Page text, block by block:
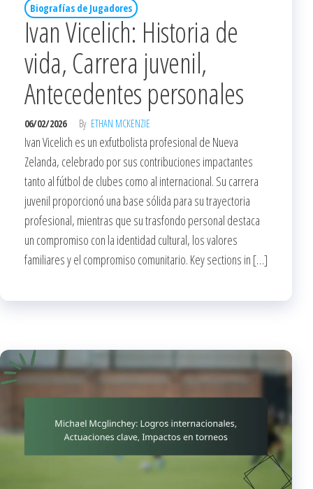
Biografías de Jugadores
Ivan Vicelich: Historia de
vida, Carrera juvenil,
Antecedentes personales
06/02/2026 By ETHAN MCKENZIE
Ivan Vicelich es un exfutbolista profesional de Nueva
Zelanda, celebrado por sus contribuciones impactantes
tanto al fútbol de clubes como al internacional. Su carrera
juvenil proporcionó una base sólida para su trayectoria
profesional, mientras que su trasfondo personal destaca
un compromiso con la identidad cultural, los valores
familiares y el compromiso comunitario. Key sections in […]